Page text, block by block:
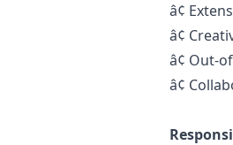
â¢
â¢
â¢ Out-
â¢